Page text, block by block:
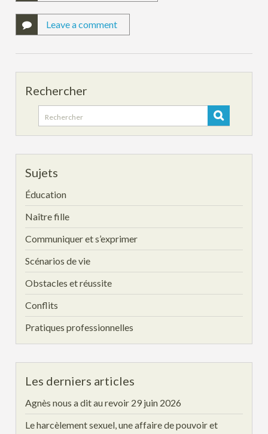
Leave a comment
Rechercher
Search
for:
Sujets
Éducation
Naître fille
Communiquer et s’exprimer
Scénarios de vie
Obstacles et réussite
Conflits
Pratiques professionnelles
Les derniers articles
Agnès nous a dit au revoir 29 juin 2026
Le harcèlement sexuel, une affaire de pouvoir et